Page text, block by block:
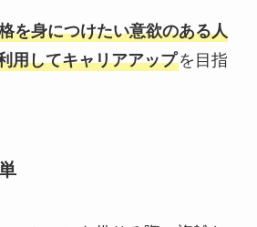
を身につけたい意欲のある人
用してキャリアアップを目指